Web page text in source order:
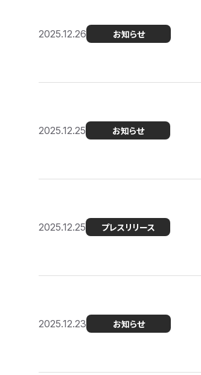
2025.12.26 お知らせ
2025.12.25 お知らせ
2025.12.25 プレスリリース
2025.12.23 お知らせ